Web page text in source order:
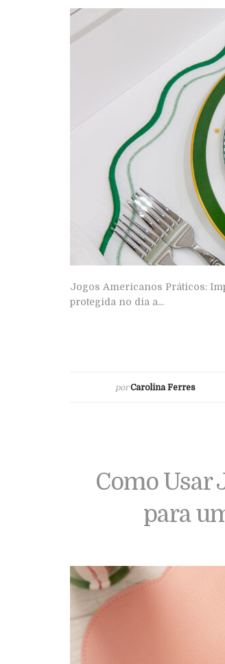
Jogos Americanos Práticos:
protegida no dia a...
por Carolina Ferres
Como Usar
para